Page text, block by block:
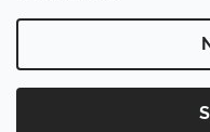
www.khadi.cz,